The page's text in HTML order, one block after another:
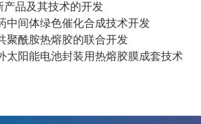
品及其技术的开发
间体绿色催化合成技术开发
酰胺热熔胶的联合开发
阳能电池封装用热熔胶膜成套技术